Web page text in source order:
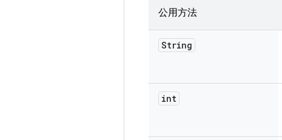
公用方法
String
int